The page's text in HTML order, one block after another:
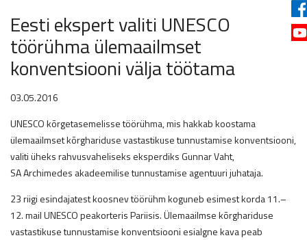
Eesti ekspert valiti UNESCO
töörühma ülemaailmset
konventsiooni välja töötama
03.05.2016
UNESCO kõrgetasemelisse töörühma, mis hakkab koostama
ülemaailmset kõrghariduse vastastikuse tunnustamise konventsiooni,
valiti üheks rahvusvaheliseks eksperdiks Gunnar Vaht,
SA Archimedes akadeemilise tunnustamise agentuuri juhataja.
23 riigi esindajatest koosnev töörühm koguneb esimest korda 11.–
12. mail UNESCO peakorteris Pariisis. Ülemaailmse kõrghariduse
vastastikuse tunnustamise konventsiooni esialgne kava peab